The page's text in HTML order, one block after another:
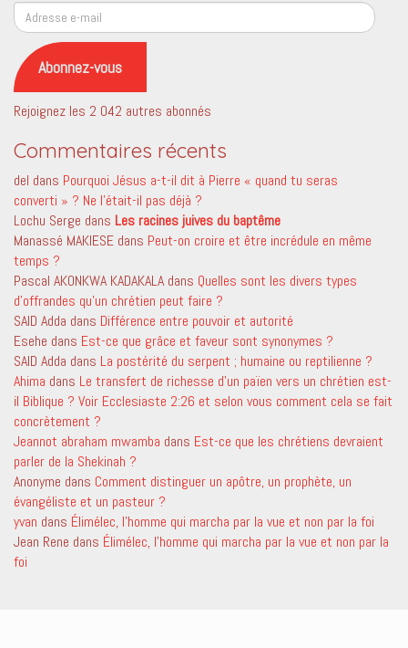
Adresse
e-
mail
Abonnez-vous
Rejoignez les 2 042 autres abonnés
Commentaires récents
del dans Pourquoi Jésus a-t-il dit à Pierre « quand tu seras
converti » ? Ne l’était-il pas déjà ?
Lochu Serge dans Les racines juives du baptême
Manassé MAKIESE dans Peut-on croire et être incrédule en même
temps ?
Pascal AKONKWA KADAKALA dans Quelles sont les divers types
d’offrandes qu’un chrétien peut faire ?
SAID Adda dans Différence entre pouvoir et autorité
Esehe dans Est-ce que grâce et faveur sont synonymes ?
SAID Adda dans La postérité du serpent ; humaine ou reptilienne ?
Ahima dans Le transfert de richesse d’un païen vers un chrétien est-
il Biblique ? Voir Ecclesiaste 2:26 et selon vous comment cela se fait
concrètement ?
Jeannot abraham mwamba dans Est-ce que les chrétiens devraient
parler de la Shekinah ?
Anonyme dans Comment distinguer un apôtre, un prophète, un
évangéliste et un pasteur ?
yvan dans Élimélec, l’homme qui marcha par la vue et non par la foi
Jean Rene dans Élimélec, l’homme qui marcha par la vue et non par la
foi